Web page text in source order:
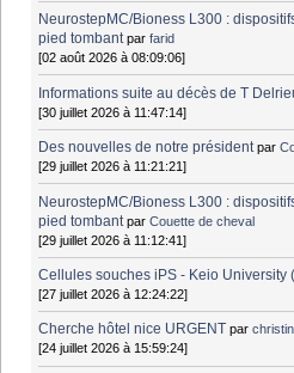
NeurostepMC/Bioness L300 :
pied tombant parfarid
[02 août 2026 à 08:09:06]
Informations suite au décès de T
[30 juillet 2026 à 11:47:14]
Des nouvelles de notre président par
[29 juillet 2026 à 11:21:21]
NeurostepMC/Bioness L300 :
pied tombant parCouette de cheval
[29 juillet 2026 à 11:12:41]
Cellules souches iPS - Keio University
[27 juillet 2026 à 12:24:22]
Cherche hôtel nice URGENT par
[24 juillet 2026 à 15:59:24]